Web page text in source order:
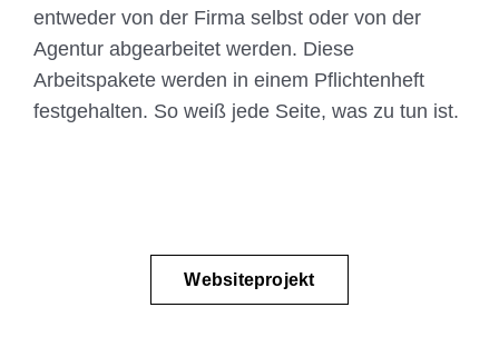
entweder von der Firma selbst oder von der
Agentur abgearbeitet werden. Diese
Arbeitspakete werden in einem Pflichtenheft
festgehalten. So weiß jede Seite, was zu tun ist.
Websiteprojekt